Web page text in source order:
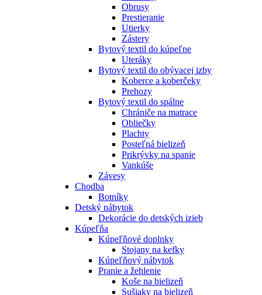
Obrusy
Prestieranie
Utierky
Zástery
Bytový textil do kúpeľne
Uteráky
Bytový textil do obývacej izby
Koberce a koberčeky
Prehozy
Bytový textil do spálne
Chrániče na matrace
Obliečky
Plachty
Posteľná bielizeň
Prikrývky na spanie
Vankúše
Závesy
Chodba
Botníky
Detský nábytok
Dekorácie do detských izieb
Kúpeľňa
Kúpeľňové doplnky
Stojany na kefky
Kúpeľňový nábytok
Pranie a žehlenie
Koše na bielizeň
Sušiaky na bielizeň